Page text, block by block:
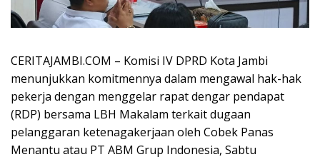
CERITAJAMBI.COM – Komisi IV DPRD Kota Jambi
menunjukkan komitmennya dalam mengawal hak-hak
pekerja dengan menggelar rapat dengar pendapat
(RDP) bersama LBH Makalam terkait dugaan
pelanggaran ketenagakerjaan oleh Cobek Panas
Menantu atau PT ABM Grup Indonesia, Sabtu